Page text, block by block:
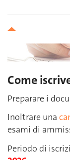
Come
Preparare i
Inoltrare una
esami di
Periodo di